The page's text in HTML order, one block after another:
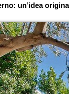
un’idea